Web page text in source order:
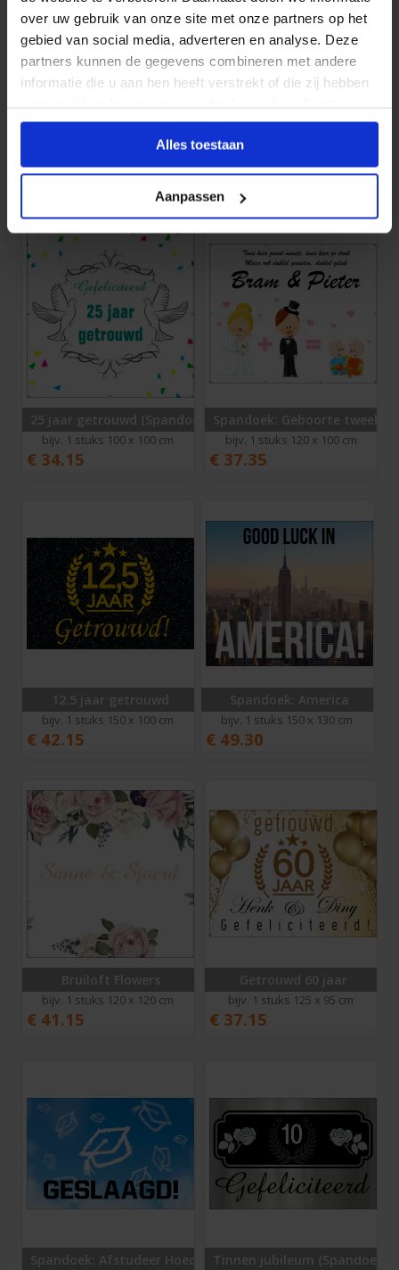
over uw gebruik van onze site met onze partners op het
gebied van social media, adverteren en analyse. Deze
partners kunnen de gegevens combineren met andere
informatie die u aan hen heeft verstrekt of die zij hebben
Alles toestaan
Aanpassen
Bedankt voor...
€32.15
Je bent weer thuis
€32.55
25 jaar getrouwd (Spandoek)
bijv. 1 stuks 100 x 100 cm
€ 34.15
Spandoek: Geboorte tweeling
bijv. 1 stuks 120 x 100 cm
€ 37.35
12.5 jaar getrouwd
bijv. 1 stuks 150 x 100 cm
€ 42.15
Spandoek: America
bijv. 1 stuks 150 x 130 cm
€ 49.30
Bruiloft Flowers
bijv. 1 stuks 120 x 120 cm
€ 41.15
Getrouwd 60 jaar
bijv. 1 stuks 125 x 95 cm
€ 37.15
Spandoek: Afstudeer Hoedjes Tinnen jubileum (Spandoek)